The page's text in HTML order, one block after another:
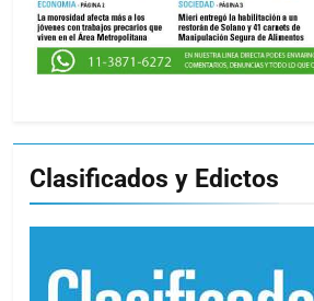
Clasificados y Edictos